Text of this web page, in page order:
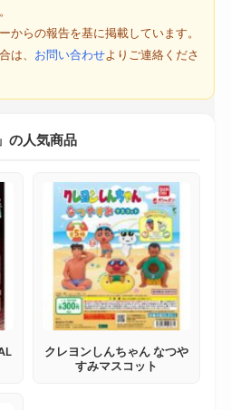
からの報告を基に掲載しています。
は、 お問い合わせよりご連絡くださ
の人気商品
クレヨンしんちゃん なつや
すみマスコット